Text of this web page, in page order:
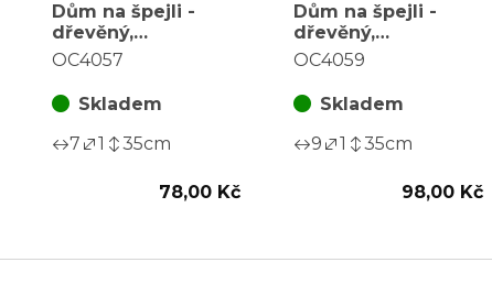
Dům na špejli -
dřevěný,
strašidelný, mix 3
balení (6 ks)
OC4057
Skladem
7
1 35cm
78,00 Kč
Dům na špejli -
dřevěný,
strašidelný, mix 3
balení (6 ks)
OC4059
Skladem
9
1 35cm
98,00 Kč